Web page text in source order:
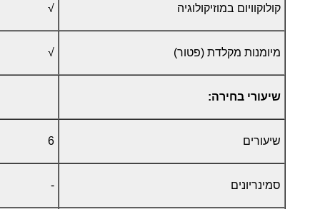
קולוקוויום במוזיקולוגיה √
מיומנות מקלדת (פטור) √
שיעורי בחירה:
שיעורים 6
סמינריונים -